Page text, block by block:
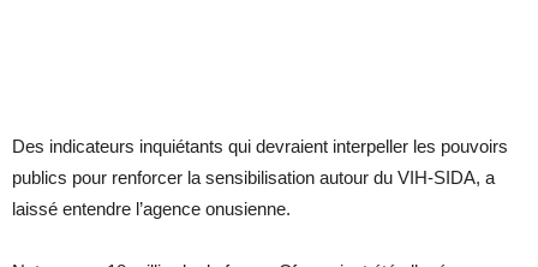
Des indicateurs inquiétants qui devraient interpeller les pouvoirs
publics pour renforcer la sensibilisation autour du VIH-SIDA, a
laissé entendre l’agence onusienne.